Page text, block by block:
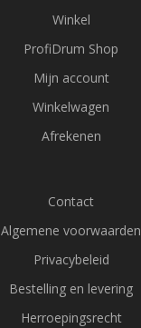
Winkel
ProfiDrum Shop
Mijn account
Winkelwagen
Afrekenen
Contact
Algemene voorwaarden
Privacybeleid
Bestelling en levering
Herroepingsrecht